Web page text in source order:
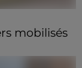
mobilisés